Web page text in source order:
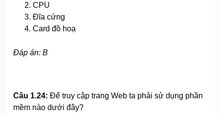
CPU
Đĩa cứng
Card đồ hoạ
Đáp án: B
Câu 1.24: Để truy cập trang Web ta phải sử dụng phần
mềm nào dưới đây?